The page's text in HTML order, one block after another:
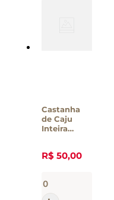
Castanha
de Caju
Inteira
Casa Santa
R$ 50,00